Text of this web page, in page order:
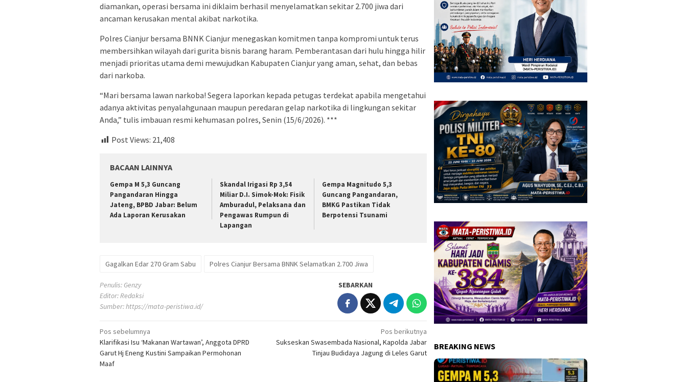
diamankan, operasi bersama ini diklaim berhasil menyelamatkan sekitar 2.700 jiwa dari
ancaman kerusakan mental akibat narkotika.
Polres Cianjur bersama BNNK Cianjur menegaskan komitmen tanpa kompromi untuk terus
membersihkan wilayah dari gurita bisnis barang haram. Pemberantasan dari hulu hingga hilir
menjadi prioritas utama demi mewujudkan Kabupaten Cianjur yang aman, sehat, dan bebas
dari narkoba.
“Mari bersama lawan narkoba! Segera laporkan kepada petugas terdekat apabila mengetahui
adanya aktivitas penyalahgunaan maupun peredaran gelap narkotika di lingkungan sekitar
Anda,” tulis imbauan resmi kehumasan polres, Senin (15/6/2026). ***
Post Views: 21,408
BACAAN LAINNYA
Gempa M 5,3 Guncang
Pangandaran Hingga
Jateng, BPBD Jabar: Belum
Ada Laporan Kerusakan
Skandal Irigasi Rp 3,54
Miliar D.I. Simok-Mok: Fisik
Amburadul, Pelaksana dan
Pengawas Rumpun di
Lapangan
Gempa Magnitudo 5,3
Guncang Pangandaran,
BMKG Pastikan Tidak
Berpotensi Tsunami
Gagalkan Edar 270 Gram Sabu Polres Cianjur Bersama BNNK Selamatkan 2.700 Jiwa
Penulis: Genzy
Editor: Redaksi
Sumber:https://mata-peristiwa.id/
SEBARKAN
Navigasi
pos
Pos sebelumnya
Klarifikasi Isu ‘Makanan Wartawan’, Anggota DPRD
Garut Hj Eneng Kustini Sampaikan Permohonan
Maaf
Pos berikutnya
Sukseskan Swasembada Nasional, Kapolda Jabar
Tinjau Budidaya Jagung di Leles Garut
BREAKING NEWS